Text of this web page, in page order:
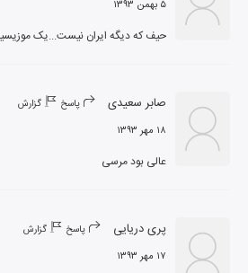
۵ بهمن ۱۳۹۳
حیف که دیگه ایران نیست...یک
صابر سعیدی پاسخ گزارش
۱۸ مهر ۱۳۹۳
عالی بود مرسی
پری دریایی پاسخ گزارش
۱۷ مهر ۱۳۹۳